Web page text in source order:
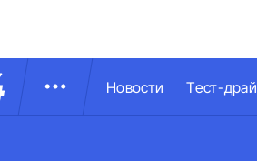
Новости Тест-